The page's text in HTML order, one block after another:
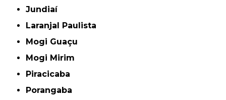
Jundiaí
Laranjal Paulista
Mogi Guaçu
Mogi Mirim
Piracicaba
Porangaba